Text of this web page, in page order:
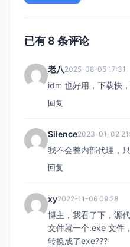
已有 8 条评论
老八 2025-08-05 17:31
idm 也好用，下载快
回复
Silence2023-01-02
我不会整内部代理，
回复
xy2022-11-06 09:28
博主，我看了下，源
文件就一个.exe 文件
转换成了exe???